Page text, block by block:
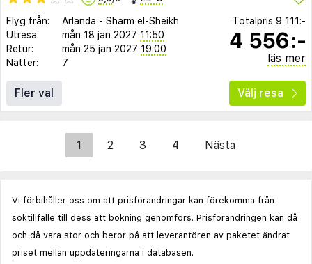
Flyg från: Arlanda - Sharm el-Sheikh
Utresa:
mån 18 jan 2027 11:50
Retur:
mån 25 jan 2027 19:00
Nätter:
7
Totalpris 9 111:-
4 556:-
läs mer
Fler val Välj resa
1 2 3 4 Nästa
Vi förbihåller oss om att prisförändringar kan förekomma från
söktillfälle till dess att bokning genomförs. Prisförändringen kan då
och då vara stor och beror på att leverantören av paketet ändrat
priset mellan uppdateringarna i databasen.